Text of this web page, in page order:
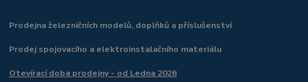
Prodejna železničních modelů, doplňků a příslušenství
Prodej spojovacího a elektroinstalačního materiálu
Otevírací doba prodejny - od Ledna 2026